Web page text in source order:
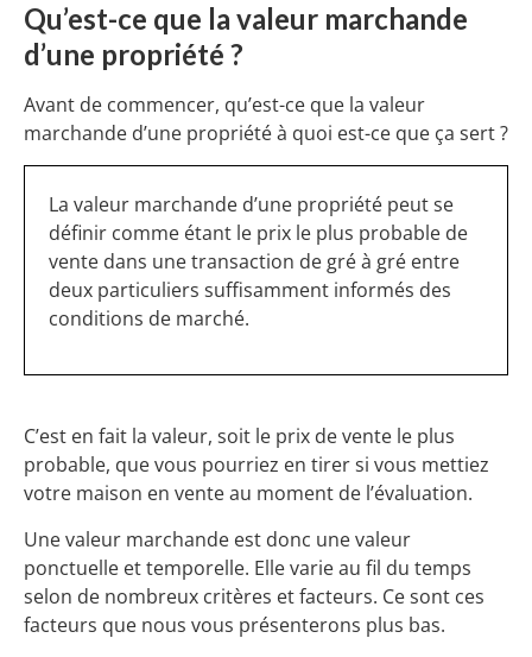
Qu’est-ce que la valeur marchande
d’une propriété ?
Avant de commencer, qu’est-ce que la valeur
marchande d’une propriété à quoi est-ce que ça sert ?
La valeur marchande d’une propriété peut se
définir comme étant le prix le plus probable de
vente dans une transaction de gré à gré entre
deux particuliers suffisamment informés des
conditions de marché.
C’est en fait la valeur, soit le prix de vente le plus
probable, que vous pourriez en tirer si vous mettiez
votre maison en vente au moment de l’évaluation.
Une valeur marchande est donc une valeur
ponctuelle et temporelle. Elle varie au fil du temps
selon de nombreux critères et facteurs. Ce sont ces
facteurs que nous vous présenterons plus bas.